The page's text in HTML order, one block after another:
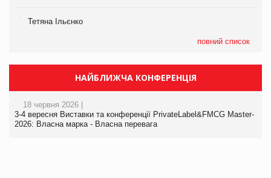
Тетяна Ільєнко
повний список
НАЙБЛИЖЧА КОНФЕРЕНЦІЯ
18 червня 2026 |
3-4 вересня Виставки та конференції PrivateLabel&FMCG Master-
2026: Власна марка - Власна перевага